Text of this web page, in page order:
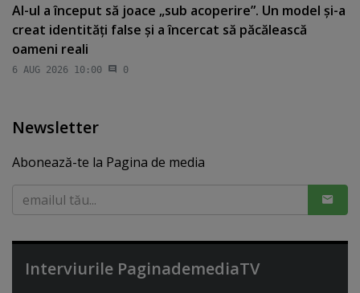
AI-ul a început să joace „sub acoperire”. Un model şi-a
creat identităţi false şi a încercat să păcălească
oameni reali
6 AUG 2026 10:00 0
Newsletter
Abonează-te la Pagina de media
Interviurile PaginademediaTV